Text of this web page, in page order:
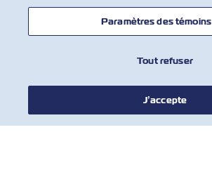
1
Paramètres des témoins
Tout refuser
J’accepte